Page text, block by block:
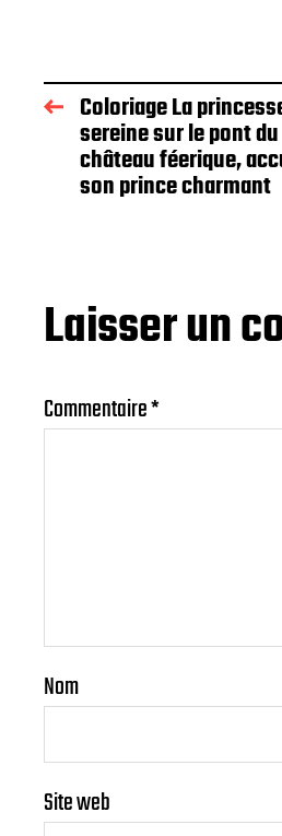
Coloriage La
sereine sur le pont du
château féerique,
son prince charmant
Laisser un
Commentaire*
Nom
Site web